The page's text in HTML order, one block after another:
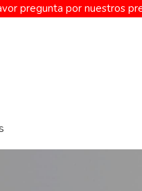
pregunta por nuestros